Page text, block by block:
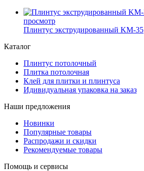
просмотр
Плинтус экструдированный KM-35
Каталог
Плинтус потолочный
Плитка потолочная
Клей для плитки и плинтуса
Идивидуальная упаковка на заказ
Наши предложения
Новинки
Популярные товары
Распродажи и скидки
Рекомендуемые товары
Помощь и сервисы